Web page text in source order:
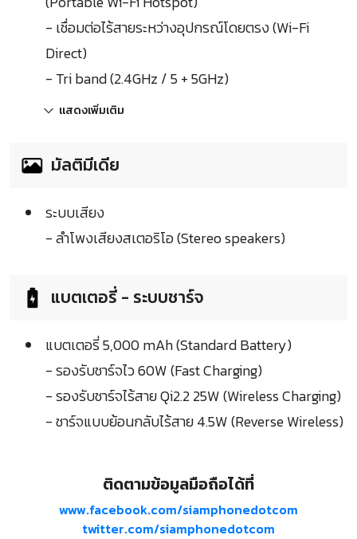
- เชื่อมต่อไร้สายระหว่างอุปกรณ์โดยตรง (Wi-Fi
Direct)
- Tri band (2.4GHz / 5 + 5GHz)
แสดงเพิ่มเติม
มัลติมีเดีย
ระบบเสียง
- ลำโพงเสียงสเตอริโอ (Stereo speakers)
แบตเตอรี่ - ระบบชาร์จ
แบตเตอรี่ 5,000 mAh (Standard Battery)
- รองรับชาร์จไว 60W (Fast Charging)
- รองรับชาร์จไร้สาย Qi2.2 25W (Wireless Charging)
- ชาร์จแบบย้อนกลับไร้สาย 4.5W (Reverse Wireless)
ติดตามข้อมูลมือถือได้ที่
www.facebook.com/siamphonedotcom
twitter.com/siamphonedotcom